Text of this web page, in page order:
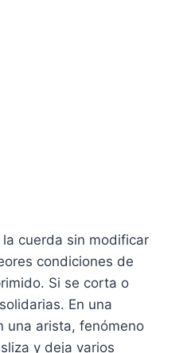
cuerda sin modificar
condiciones de
Si se corta o
En una
una arista, fenómeno
y deja varios